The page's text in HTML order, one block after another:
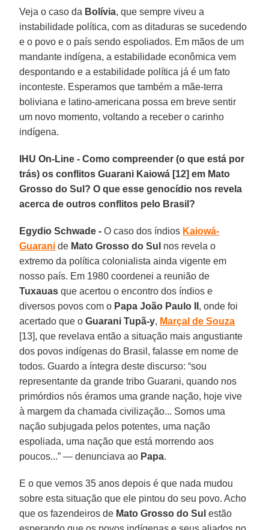
Veja o caso da Bolívia, que sempre viveu a
instabilidade política, com as ditaduras se sucedendo
e o povo e o país sendo espoliados. Em mãos de um
mandante indígena, a estabilidade econômica vem
despontando e a estabilidade política já é um fato
inconteste. Esperamos que também a mãe-terra
boliviana e latino-americana possa em breve sentir
um novo momento, voltando a receber o carinho
indígena.
IHU On-Line - Como compreender (o que está por
trás) os conflitos Guarani Kaiowá [12] em Mato
Grosso do Sul? O que esse genocídio nos revela
acerca de outros conflitos pelo Brasil?
Egydio Schwade - O caso dos índios Kaiowá-
Guarani de Mato Grosso do Sul nos revela o
extremo da política colonialista ainda vigente em
nosso país. Em 1980 coordenei a reunião de
Tuxauas que acertou o encontro dos índios e
diversos povos com o Papa João Paulo II , onde foi
acertado que oGuarani Tupã-y, Marçal de Souza
[13], que revelava então a situação mais angustiante
dos povos indígenas do Brasil, falasse em nome de
todos. Guardo a íntegra deste discurso: “sou
representante da grande tribo Guarani, quando nos
primórdios nós éramos uma grande nação, hoje vive
à margem da chamada civilização... Somos uma
nação subjugada pelos potentes, uma nação
espoliada, uma nação que está morrendo aos
poucos...” — denunciava ao Papa.
E o que vemos 35 anos depois é que nada mudou
sobre esta situação que ele pintou do seu povo. Acho
que os fazendeiros de Mato Grosso do Sul estão